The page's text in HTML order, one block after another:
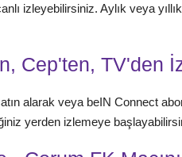
izleyebilirsiniz. Aylık veya
Cep'ten, TV'den
alarak veya beIN Connect
yerden izlemeye